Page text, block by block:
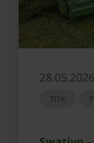
28.05.2026
TISK